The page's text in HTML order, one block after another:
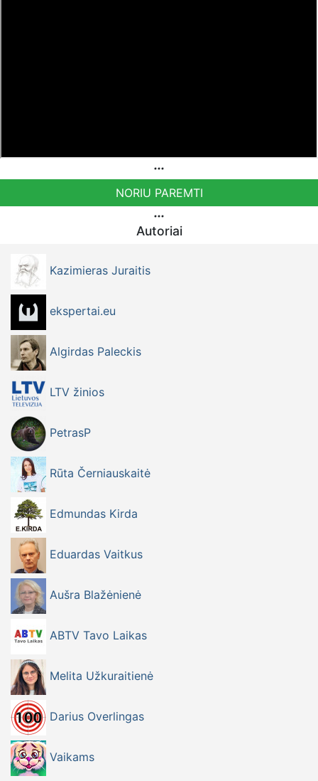
NORIU PAREMTI
Autoriai
Kazimieras Juraitis
ekspertai.eu
Algirdas Paleckis
LTV žinios
PetrasP
Rūta Černiauskaitė
Edmundas Kirda
Eduardas Vaitkus
Aušra Blažėnienė
ABTV Tavo Laikas
Melita Užkuraitienė
Darius Overlingas
Vaikams